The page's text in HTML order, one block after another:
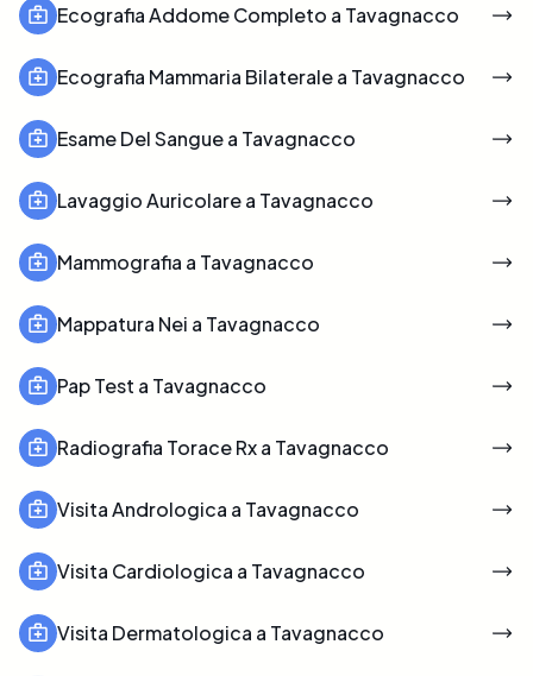
Ecografia Addome Completo a Tavagnacco
Ecografia Mammaria Bilaterale a Tavagnacco
Esame Del Sangue a Tavagnacco
Lavaggio Auricolare a Tavagnacco
Mammografia a Tavagnacco
Mappatura Nei a Tavagnacco
Pap Test a Tavagnacco
Radiografia Torace Rx a Tavagnacco
Visita Andrologica a Tavagnacco
Visita Cardiologica a Tavagnacco
Visita Dermatologica a Tavagnacco